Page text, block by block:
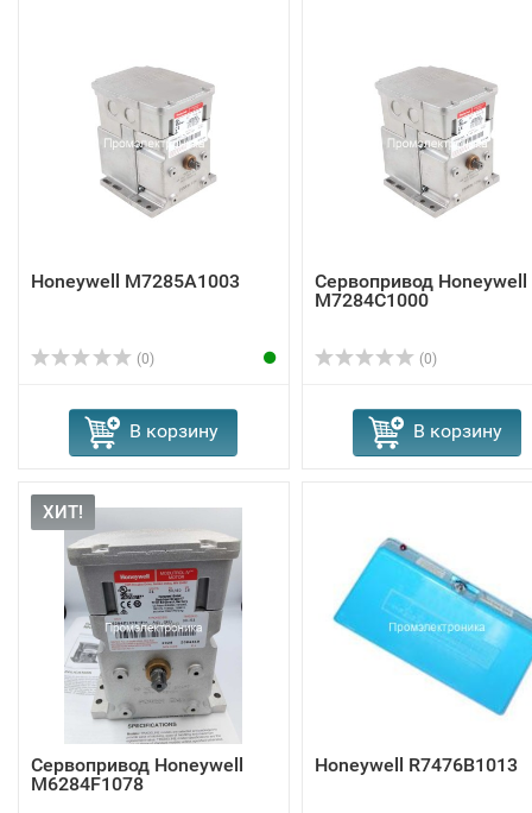
Honeywell M7285A1003
(0)
В корзину
Сервопривод Honeywell
M7284C1000
(0)
В корзину
ХИТ!
Сервопривод Honeywell
M6284F1078
Honeywell R7476B1013